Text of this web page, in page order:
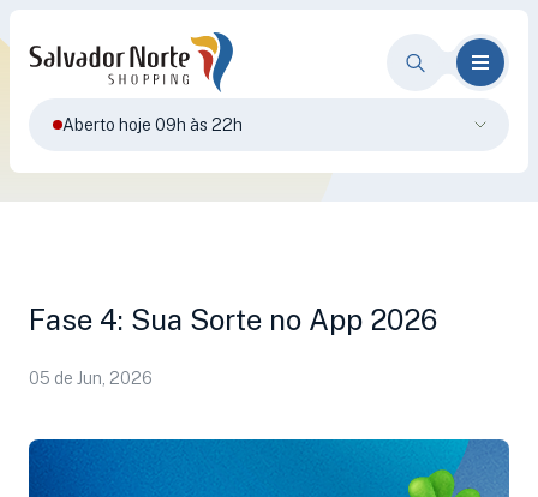
Aberto hoje 09h às 22h
Fase 4: Sua Sorte no App 2026
05 de Jun, 2026